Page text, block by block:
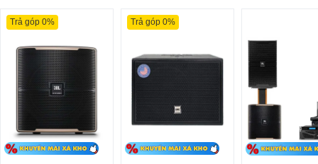
Trả góp 0% Trả góp 0%